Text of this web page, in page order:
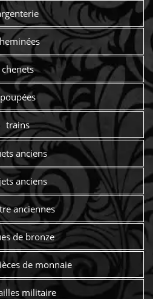
chenets
poupées
trains
anciens
anciens
anciennes
de bronze
de monnaie
militaire